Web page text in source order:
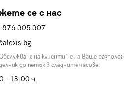
се с нас
305 307
на клиенти" е на Ваше
до петък в следните часове:
- 18:00 ч.